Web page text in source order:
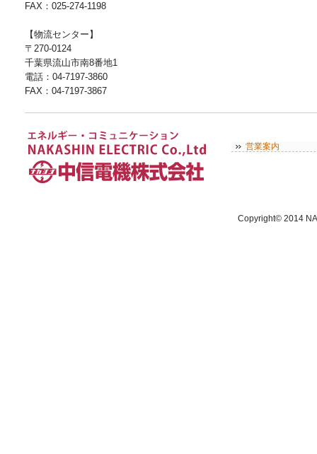
FAX：025-274-1198
【物流センター】
〒270-0124
千葉県流山市南8番地1
電話：04-7197-3860
FAX：04-7197-3867
営業案内
Copyright© 2014